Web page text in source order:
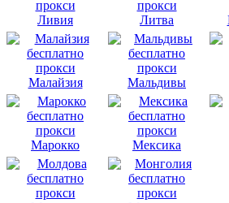
Ливия Литва
Малайзия Мальдивы
Марокко Мексика